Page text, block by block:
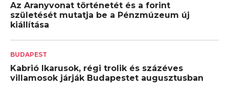
Az Aranyvonat történetét és a forint
születését mutatja be a Pénzmúzeum új
kiállítása
BUDAPEST
Kabrió Ikarusok, régi trolik és százéves
villamosok járják Budapestet augusztusban